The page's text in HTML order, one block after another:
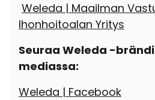
Weleda | Maailman
Ihonhoitoalan Yritys
Seuraa Weleda -
mediassa:
Weleda | Facebook